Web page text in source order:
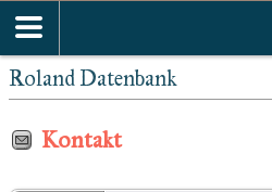
Roland Datenbank
Kontakt